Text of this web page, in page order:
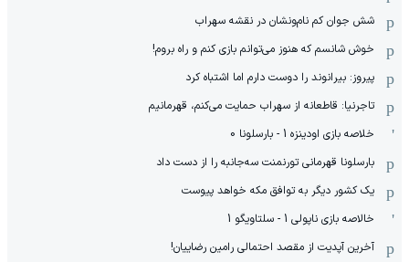
شش جوان کم نام‌و‌نشان در نقشه سهراب
خوش شانسم که هنوز می‌توانم بازی کنم و راه بروم!
پیروز: بیرانوند را دوست دارم اما اشتباه کرد
تاجرنیا: قاطعانه از سهراب حمایت می‌کنم، قهرمانیم
خلاصه بازی اودینزه 1 - بارسلونا 0
بارسلونا قهرمانی تورنمنت سه‌جانبه را از دست داد
یک کشور دیگر به توافق مکه خواهد پیوست
خالاصه بازی ناپولی 1 - سلتاویگو 1
آخرین آپدیت از مقصد احتمالی رامین رضاییان!